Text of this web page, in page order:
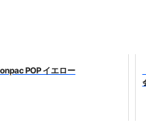
略”｜シンサレート・羽毛
・筋力アシスト・ツイス
春セール＆セット割完全
POP イエロー